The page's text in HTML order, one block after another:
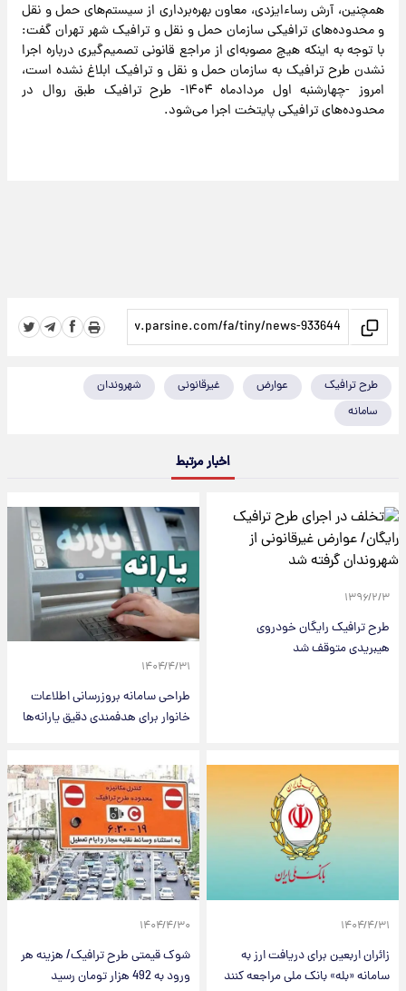
همچنین، آرش رساءایزدی، معاون بهره‌برداری از سیستم‌های حمل و نقل
و محدوده‌های ترافیکی سازمان حمل و نقل و ترافیک شهر تهران گفت:
با توجه به اینکه هیچ مصوبه‌ای از مراجع قانونی تصمیم‌گیری درباره اجرا
نشدن طرح ترافیک به سازمان حمل و نقل و ترافیک ابلاغ نشده است،
امروز -چهارشنبه اول مردادماه ۱۴۰۴- طرح ترافیک طبق روال در
محدوده‌های ترافیکی پایتخت اجرا می‌شود.
طرح ترافیک عوارض غیرقانونی
شهروندان
سامانه
اخبار مرتبط
۱۳۹۶/۲/۳
طرح ترافیک رایگان خودروی
هیبریدی متوقف شد
۱۴۰۴/۴/۳۱
طراحی سامانه بروز‌رسانی اطلاعات
خانوار برای هدفمندی دقیق یارانه‌ها
۱۴۰۴/۴/۳۱
زائران اربعین برای دریافت ارز به
سامانه «بله» بانک ملی مراجعه کنند
۱۴۰۴/۴/۳۰
شوک قیمتی طرح ترافیک/ هزینه هر
ورود به 492 هزار تومان رسید